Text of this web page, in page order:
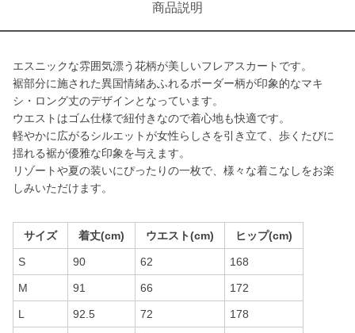
商品説明
エスニックな雰囲気漂う花柄が美しいフレアスカートです。
裾部分に施された異国情緒あふれるボーダー柄が印象的なマキ
シ・ロング丈のデザインとなっています。
ウエストはゴム仕様で紐付きなので着心地も快適です。
軽やかに広がるシルエットが女性らしさを引き立て、歩くたびに
揺れる裾が優雅な印象を与えます。
リゾートや夏の装いにぴったりの一枚で、様々な着こなしをお楽
しみいただけます。
サイズ 着丈(cm) ウエスト(cm) ヒップ(cm)
S 90 62 168
M 91 66 172
L 92.5 72 178